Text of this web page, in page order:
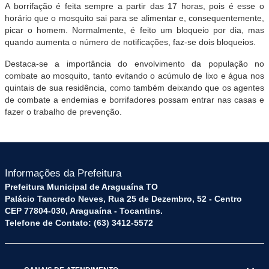
A borrifação é feita sempre a partir das 17 horas, pois é esse o
horário que o mosquito sai para se alimentar e, consequentemente,
picar o homem. Normalmente, é feito um bloqueio por dia, mas
quando aumenta o número de notificações, faz-se dois bloqueios.
Destaca-se a importância do envolvimento da população no
combate ao mosquito, tanto evitando o acúmulo de lixo e água nos
quintais de sua residência, como também deixando que os agentes
de combate a endemias e borrifadores possam entrar nas casas e
fazer o trabalho de prevenção.
Informações da Prefeitura
Prefeitura Municipal de Araguaína TO
Palácio Tancredo Neves, Rua 25 de Dezembro, 52 - Centro
CEP 77804-030, Araguaína - Tocantins.
Telefone de Contato: (63) 3412-5572